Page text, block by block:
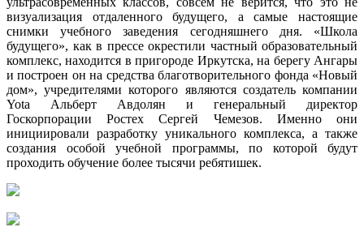
визуализация отдаленного будущего, а самые настоящие
снимки учебного заведения сегодняшнего дня. «Школа
будущего», как в прессе окрестили частный образовательный
комплекс, находится в пригороде Иркутска, на берегу Ангары
и построен он на средства благотворительного фонда «Новый
дом», учредителями которого являются создатель компании
Yota Альберт Авдолян и генеральный директор
Госкорпорации Ростех Сергей Чемезов. Именно они
инициировали разработку уникального комплекса, а также
создания особой учебной программы, по которой будут
проходить обучение более тысячи ребятишек.